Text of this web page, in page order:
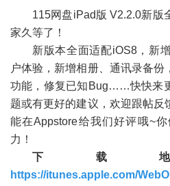
-
115网盘iPad版 V2.2.0新版
家久等了！
新版本全面适配iOS8，新
户体验，新增相册、通讯录备
功能，修复已知Bug……快快来
题或有更好的建议，欢迎跟帖反
能在Appstore给我们好评哦~
力！
下载
https://itunes.apple.com/